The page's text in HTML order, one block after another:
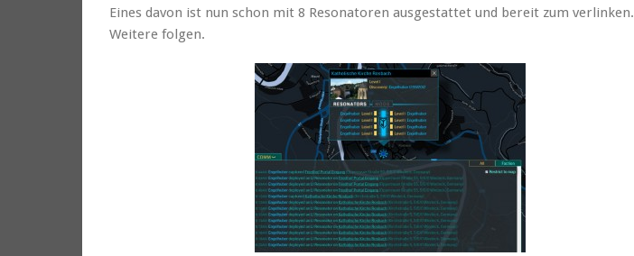
Eines davon ist nun schon mit 8 Resonatoren ausgestattet und bereit zum verlinken.
Weitere folgen.